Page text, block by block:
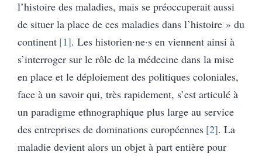
l’histoire des maladies, mais se préoccuperait aussi
de situer la place de ces maladies dans l’histoire » du
continent 1 . Les historien·ne·s en viennent ainsi à
s’interroger sur le rôle de la médecine dans la mise
en place et le déploiement des politiques coloniales,
face à un savoir qui, très rapidement, s’est articulé à
un paradigme ethnographique plus large au service
des entreprises de dominations européennes 2 . La
maladie devient alors un objet à part entière pour